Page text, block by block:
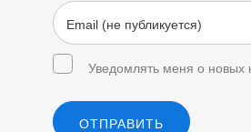
Уведомлять меня о новых
ОТПРАВИТЬ